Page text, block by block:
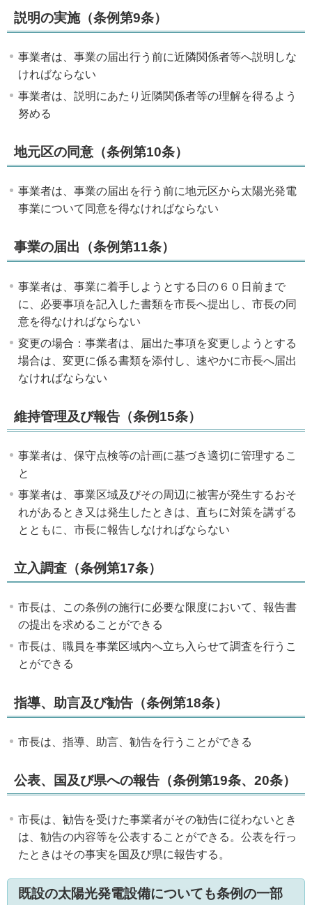
説明の実施（条例第9条）
事業者は、事業の届出行う前に近隣関係者等へ説明しな
ければならない
事業者は、説明にあたり近隣関係者等の理解を得るよう
努める
地元区の同意（条例第10条）
事業者は、事業の届出を行う前に地元区から太陽光発電
事業について同意を得なければならない
事業の届出（条例第11条）
事業者は、事業に着手しようとする日の６０日前まで
に、必要事項を記入した書類を市長へ提出し、市長の同
意を得なければならない
変更の場合：事業者は、届出た事項を変更しようとする
場合は、変更に係る書類を添付し、速やかに市長へ届出
なければならない
維持管理及び報告（条例15条）
事業者は、保守点検等の計画に基づき適切に管理するこ
と
事業者は、事業区域及びその周辺に被害が発生するおそ
れがあるとき又は発生したときは、直ちに対策を講ずる
とともに、市長に報告しなければならない
立入調査（条例第17条）
市長は、この条例の施行に必要な限度において、報告書
の提出を求めることができる
市長は、職員を事業区域内へ立ち入らせて調査を行うこ
とができる
指導、助言及び勧告（条例第18条）
市長は、指導、助言、勧告を行うことができる
公表、国及び県への報告（条例第19条、20条）
市長は、勧告を受けた事業者がその勧告に従わないとき
は、勧告の内容等を公表することができる。公表を行っ
たときはその事実を国及び県に報告する。
既設の太陽光発電設備についても条例の一部